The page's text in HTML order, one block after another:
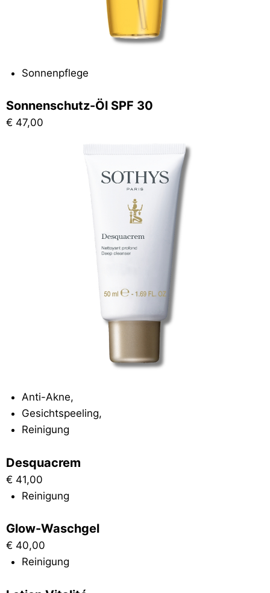
Sonnenpflege
Sonnenschutz-Öl SPF 30
€ 47,00
Anti-Akne,
Gesichtspeeling,
Reinigung
Desquacrem
€ 41,00
Reinigung
Glow-Waschgel
€ 40,00
Reinigung